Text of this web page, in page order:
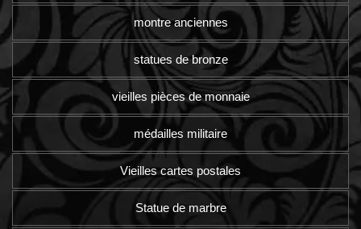
montre anciennes
statues de bronze
vieilles pièces de monnaie
médailles militaire
Vieilles cartes postales
Statue de marbre